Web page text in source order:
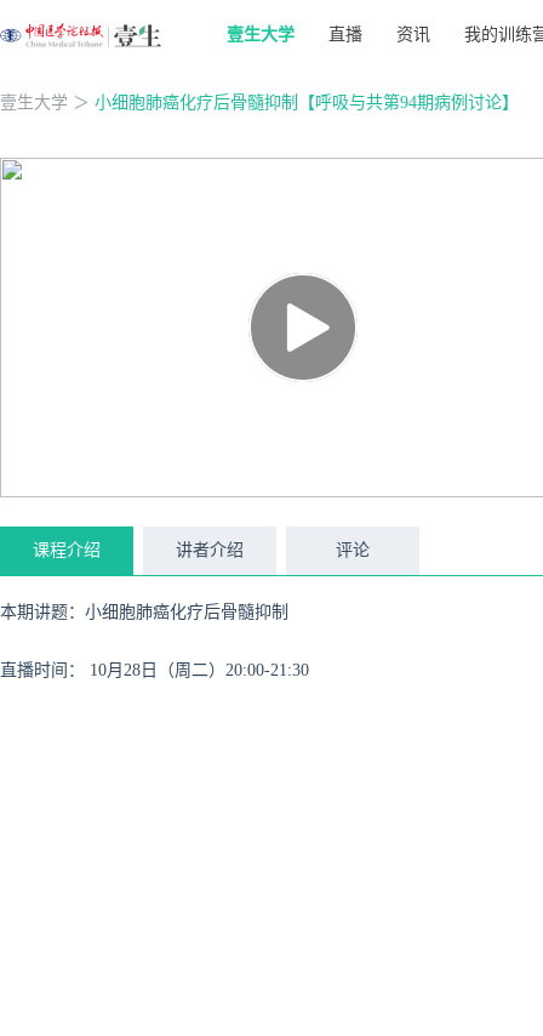
壹生大学 直播 资讯 我的训练
壹生大学 ＞ 小细胞肺癌化疗后骨髓抑制【呼吸与共第94期病例讨论】
课程介绍 讲者介绍 评论
本期讲题： 小细胞肺癌化疗后骨髓抑制
直播时间： 10月28日（周二）20:00-21:30